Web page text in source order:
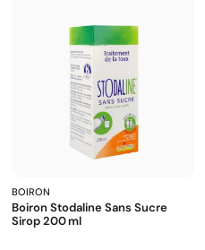
BOIRON
Boiron Stodaline Sans Sucre
Sirop 200 Ml